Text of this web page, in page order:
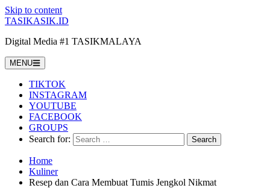
Skip to content
TASIKASIK.ID
Digital Media #1 TASIKMALAYA
MENU
TIKTOK
INSTAGRAM
YOUTUBE
FACEBOOK
GROUPS
Search for:
Home
Kuliner
Resep dan Cara Membuat Tumis Jengkol Nikmat